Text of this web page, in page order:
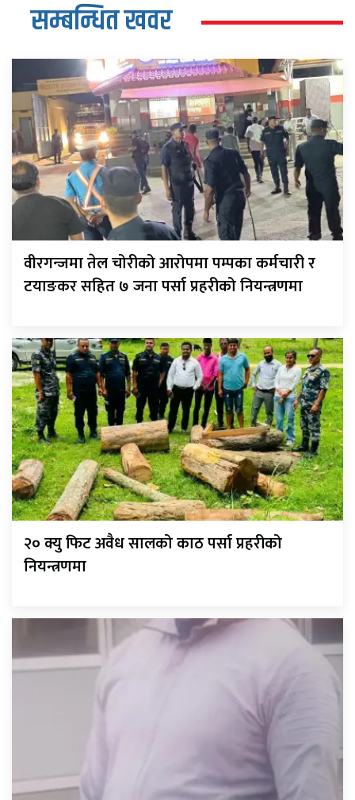
सम्बन्धित खवर
वीरगन्जमा तेल चोरीको आरोपमा पम्पका कर्मचारी र
टयाङकर सहित ७ जना पर्सा प्रहरीको नियन्त्रणमा
२० क्यु फिट अवैध सालको काठ पर्सा प्रहरीको
नियन्त्रणमा